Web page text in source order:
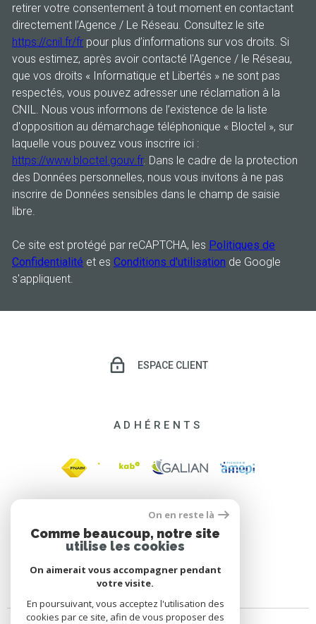
retirer votre consentement à tout moment en contactant
directement l’Agence / Le Réseau. Consultez le site
https://cnil.fr/fr pour plus d’informations sur vos droits. Si
vous estimez, après avoir contacté l'Agence / le Réseau,
que vos droits « Informatique et Libertés » ne sont pas
respectés, vous pouvez adresser une réclamation à la
CNIL. Nous vous informons de l’existence de la liste
d'opposition au démarchage téléphonique « Bloctel », sur
laquelle vous pouvez vous inscrire ici :
https://www.bloctel.gouv.fr. Dans le cadre de la protection
des Données personnelles, nous vous invitons à ne pas
inscrire de Données sensibles dans le champ de saisie
libre.
Ce site est protégé par reCAPTCHA, les Politiques de
Confidentialité et es Conditions d'utilisation de Google
s'appliquent.
ESPACE CLIENT
ADHÉRENTS
On en reste là
Comme beaucoup, notre site
utilise les cookies
On aimerait vous accompagner pendant
votre visite.
En poursuivant, vous acceptez l'utilisation des
cookies par ce site, afin de vous proposer des